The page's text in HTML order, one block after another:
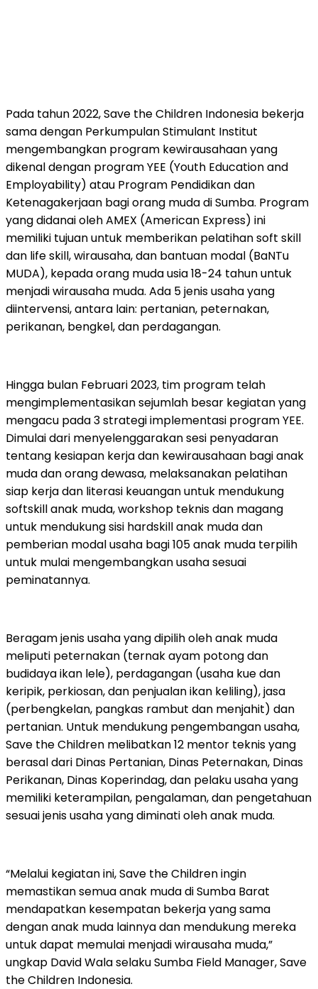
Pada tahun 2022, Save the Children Indonesia bekerja
sama dengan Perkumpulan Stimulant Institut
mengembangkan program kewirausahaan yang
dikenal dengan program YEE (Youth Education and
Employability) atau Program Pendidikan dan
Ketenagakerjaan bagi orang muda di Sumba. Program
yang didanai oleh AMEX (American Express) ini
memiliki tujuan untuk memberikan pelatihan soft skill
dan life skill, wirausaha, dan bantuan modal (BaNTu
MUDA), kepada orang muda usia 18-24 tahun untuk
menjadi wirausaha muda. Ada 5 jenis usaha yang
diintervensi, antara lain: pertanian, peternakan,
perikanan, bengkel, dan perdagangan.
Hingga bulan Februari 2023, tim program telah
mengimplementasikan sejumlah besar kegiatan yang
mengacu pada 3 strategi implementasi program YEE.
Dimulai dari menyelenggarakan sesi penyadaran
tentang kesiapan kerja dan kewirausahaan bagi anak
muda dan orang dewasa, melaksanakan pelatihan
siap kerja dan literasi keuangan untuk mendukung
softskill anak muda, workshop teknis dan magang
untuk mendukung sisi hardskill anak muda dan
pemberian modal usaha bagi 105 anak muda terpilih
untuk mulai mengembangkan usaha sesuai
peminatannya.
Beragam jenis usaha yang dipilih oleh anak muda
meliputi peternakan (ternak ayam potong dan
budidaya ikan lele), perdagangan (usaha kue dan
keripik, perkiosan, dan penjualan ikan keliling), jasa
(perbengkelan, pangkas rambut dan menjahit) dan
pertanian. Untuk mendukung pengembangan usaha,
Save the Children melibatkan 12 mentor teknis yang
berasal dari Dinas Pertanian, Dinas Peternakan, Dinas
Perikanan, Dinas Koperindag, dan pelaku usaha yang
memiliki keterampilan, pengalaman, dan pengetahuan
sesuai jenis usaha yang diminati oleh anak muda.
“Melalui kegiatan ini, Save the Children ingin
memastikan semua anak muda di Sumba Barat
mendapatkan kesempatan bekerja yang sama
dengan anak muda lainnya dan mendukung mereka
untuk dapat memulai menjadi wirausaha muda,”
ungkap David Wala selaku Sumba Field Manager, Save
the Children Indonesia.